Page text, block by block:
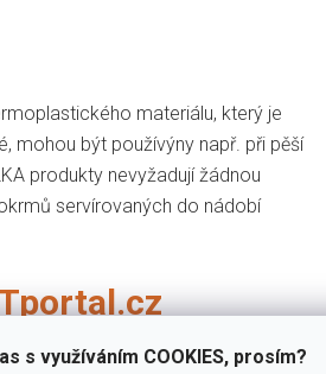
s využíváním COOKIES, prosím?
materiálu, který je
mohou být používýny např. při pěší
produkty nevyžadují žádnou
servírovaných do nádobí